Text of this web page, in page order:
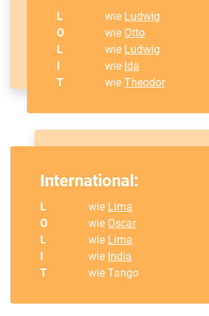
L wie Ludwig
O
wie Otto
L
wie Ludwig
wie Ida
T
wieTheodor
International:
L wie Lima
O
wie Oscar
L
wie Lima
wie India
T
wie Tango